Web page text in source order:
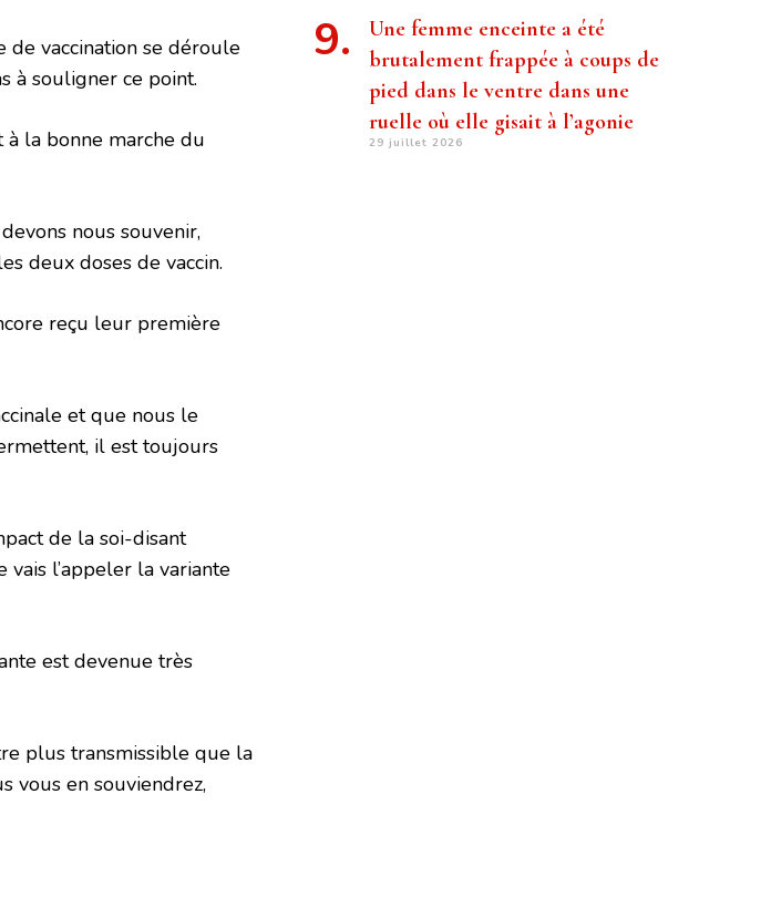
vaccination se déroule
à souligner ce point.
la bonne marche du
nous souvenir,
deux doses de vaccin.
reçu leur première
et que nous le
il est toujours
de la soi-disant
l’appeler la variante
est devenue très
plus transmissible que la
vous en souviendrez,
Une femme enceinte a été
brutalement frappée à coups de
pied dans le ventre dans une
ruelle où elle gisait à l’agonie
29 juillet 2026